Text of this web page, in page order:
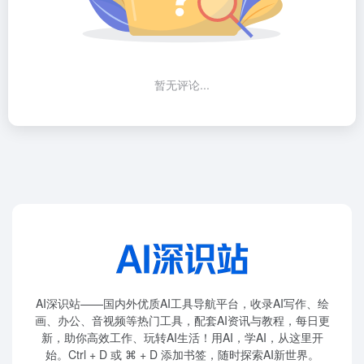
暂无评论...
AI深识站——国内外优质AI工具导航平台，收录AI写作、绘
画、办公、音视频等热门工具，配套AI资讯与教程，每日更
新，助你高效工作、玩转AI生活！用AI，学AI，从这里开
始。Ctrl + D 或 ⌘ + D 添加书签，随时探索AI新世界。